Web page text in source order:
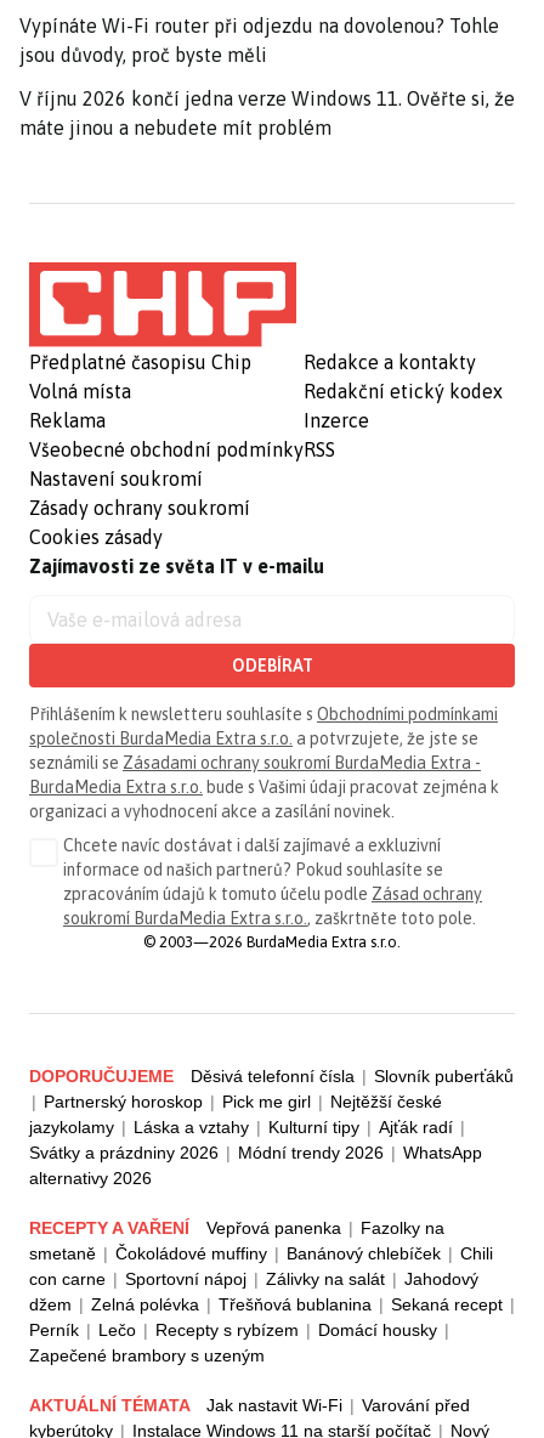
Vypínáte Wi-Fi router při odjezdu na dovolenou? Tohle
jsou důvody, proč byste měli
V říjnu 2026 končí jedna verze Windows 11. Ověřte si, že
máte jinou a nebudete mít problém
Předplatné časopisu Chip
Volná místa
Reklama
Všeobecné obchodní podmínky
Nastavení soukromí
Zásady ochrany soukromí
Cookies zásady
Redakce a kontakty
Redakční etický kodex
Inzerce
RSS
Zajímavosti ze světa IT v e-mailu
ODEBÍRAT
Přihlášením k newsletteru souhlasíte s Obchodními podmínkami
společnosti BurdaMedia Extra s.r.o. a potvrzujete, že jste se
seznámili se Zásadami ochrany soukromí BurdaMedia Extra -
BurdaMedia Extra s.r.o. bude s Vašimi údaji pracovat zejména k
organizaci a vyhodnocení akce a zasílání novinek.
Chcete navíc dostávat i další zajímavé a exkluzivní
informace od našich partnerů? Pokud souhlasíte se
zpracováním údajů k tomuto účelu podle Zásad ochrany
soukromí BurdaMedia Extra s.r.o. , zaškrtněte toto pole.
© 2003—2026 BurdaMedia Extra s.r.o.
DOPORUČUJEME Děsivá telefonní čísla | Slovník puberťáků
| Partnerský horoskop | Pick me girl | Nejtěžší české
jazykolamy | Láska a vztahy | Kulturní tipy | Ajťák radí |
Svátky a prázdniny 2026 | Módní trendy 2026 | WhatsApp
alternativy 2026
RECEPTY A VAŘENÍ Vepřová panenka | Fazolky na
smetaně | Čokoládové muffiny | Banánový chlebíček | Chili
con carne | Sportovní nápoj | Zálivky na salát | Jahodový
džem | Zelná polévka | Třešňová bublanina | Sekaná recept |
Perník | Lečo | Recepty s rybízem | Domácí housky |
Zapečené brambory s uzeným
AKTUÁLNÍ TÉMATA Jak nastavit Wi-Fi | Varování před
kyberútoky | Instalace Windows 11 na starší počítač | Nový